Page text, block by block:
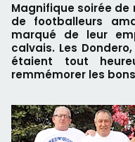
Magnifique soirée
de footballeurs
marqué de leur
calvais. Les
étaient tout
remmémorer les